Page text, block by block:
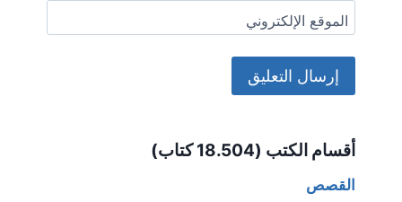
الموقع الإلكتروني
أقسام الكتب (18.504 كتاب)
القصص